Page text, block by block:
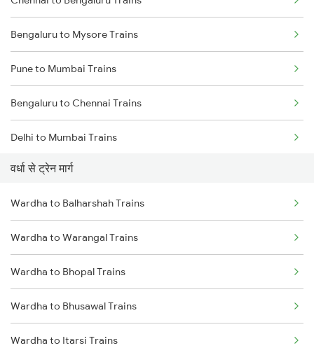
Bengaluru to Mysore Trains
Pune to Mumbai Trains
Bengaluru to Chennai Trains
Delhi to Mumbai Trains
Mumbai to Pune Trains
Delhi to Jammu Trains
Mumbai to Delhi Trains
Mumbai to Goa Trains
Chennai to Coimbatore Trains
वर्धा से ट्रेन मार्ग
Wardha to Balharshah Trains
Wardha to Warangal Trains
Wardha to Bhopal Trains
Wardha to Bhusawal Trains
Wardha to Itarsi Trains